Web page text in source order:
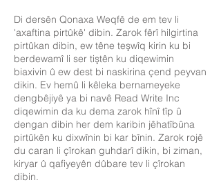
Di dersên Qonaxa Weqfê de em tev li
'axaftina pirtûkê' dibin. Zarok fêrî hilgirtina
pirtûkan dibin, ew têne teşwîq kirin ku bi
berdewamî li ser tiştên ku diqewimin
biaxivin û ew dest bi naskirina çend peyvan
dikin. Ev hemû li kêleka bernameyeke
dengbêjiyê ya bi navê Read Write Inc
diqewimin da ku dema zarok hînî tîp û
dengan dibin her dem karibin jêhatîbûna
pirtûkên ku dixwînin bi kar bînin. Zarok rojê
du caran li çîrokan guhdarî dikin, bi ziman,
kiryar û qafiyeyên dûbare tev li çîrokan
dibin.